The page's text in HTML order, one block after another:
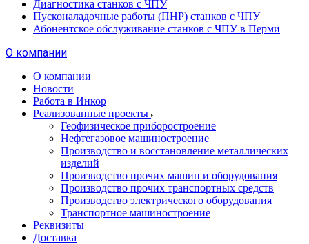
Диагностика станков с ЧПУ
Пусконаладочные работы (ПНР) станков с ЧПУ
Абонентское обслуживание станков с ЧПУ в Перми
О компании
О компании
Новости
Работа в Инкор
Реализованные проекты
Геофизическое приборостроение
Нефтегазовое машиностроение
Производство и восстановление металлических
изделий
Производство прочих машин и оборудования
Производство прочих транспортных средств
Производство электрического оборудования
Транспортное машиностроение
Реквизиты
Доставка